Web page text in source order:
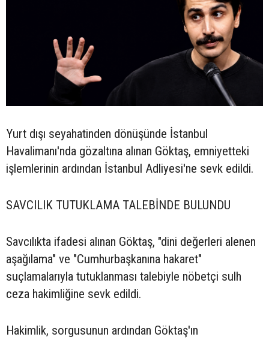
Yurt dışı seyahatinden dönüşünde İstanbul
Havalimanı'nda gözaltına alınan Göktaş, emniyetteki
işlemlerinin ardından İstanbul Adliyesi'ne sevk edildi.
SAVCILIK TUTUKLAMA TALEBİNDE BULUNDU
Savcılıkta ifadesi alınan Göktaş, "dini değerleri alenen
aşağılama" ve "Cumhurbaşkanına hakaret"
suçlamalarıyla tutuklanması talebiyle nöbetçi sulh
ceza hakimliğine sevk edildi.
Hakimlik, sorgusunun ardından Göktaş'ın